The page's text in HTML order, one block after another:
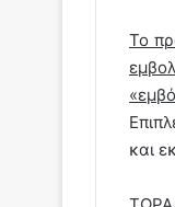
Το
και